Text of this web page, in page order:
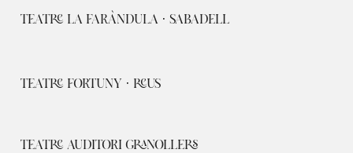
TEATRE LA FARÀNDULA · SABADELL
TEATRE FORTUNY · REUS
TEATRE AUDITORI GRANOLLERS